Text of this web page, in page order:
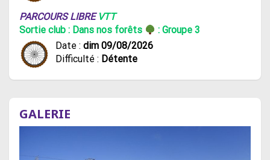
PARCOURS LIBRE VTT
Sortie club : Dans nos forêts
: Groupe 3
Date : dim 09/08/2026
Difficulté : Détente
GALERIE